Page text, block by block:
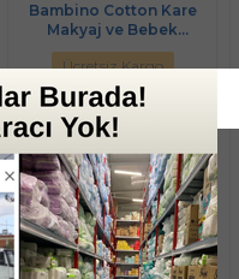
Bambino Cotton Kare
Makyaj ve Bebek
Temizleme Pamuğu 150
Adet (Kare En-Boy 7CM)
(3PK*50)
Ücretsiz Kargo
%5İndirim
125,90 TL
119,61 TL
Fast/Eft %3
indirimli